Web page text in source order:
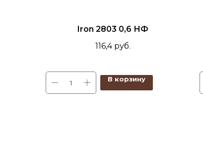
Iron 2803 0,6 НФ
116,4 руб.
В корзину